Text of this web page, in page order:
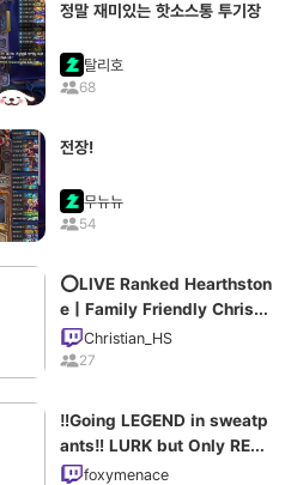
정말 재미있는 핫소스통 투기장
탈리호
68
전장!
무뉴뉴
54
⭕LIVE Ranked Hearthston
e | Family Friendly Christi
an Hearthstone
Christian_HS
27
‼️Going LEGEND in sweatp
ants‼️ LURK but Only REAL
HS Hotties Follow🦊❤️
foxymenace